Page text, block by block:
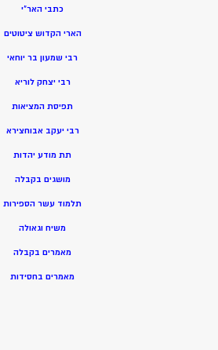
כתבי האר”י
הארי הקדוש ציטוטים
רבי שמעון בר יוחאי
רבי יצחק לוריא
תפיסת המציאות
רבי יעקב אבוחצירא
תת מודע יהדות
מושגים בקבלה
תלמוד עשר הספירות
משיח וגאולה
מאמרים בקבלה
מאמרים בחסידות